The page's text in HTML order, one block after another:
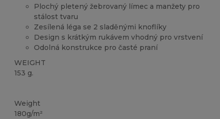
Plochý pletený žebrovaný límec a manžety pro
stálost tvaru
Zesílená léga se 2 sladěnými knoflíky
Design s krátkým rukávem vhodný pro vrstvení
Odolná konstrukce pro časté praní
WEIGHT
153 g.
Weight
180g/m²